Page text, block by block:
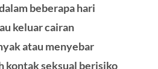
beberapa hari
keluar cairan
atau menyebar
kontak seksual berisiko